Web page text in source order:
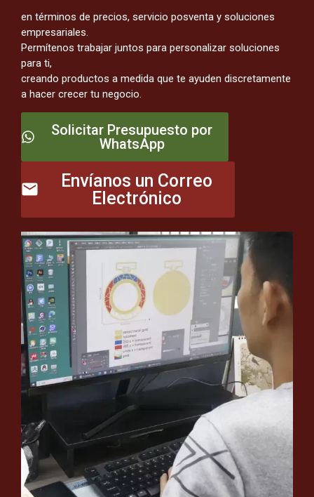
en términos de precios, servicio posventa y soluciones
empresariales.
Permítenos trabajar juntos para personalizar soluciones
para ti,
creando productos a medida que te ayuden discretamente
a hacer crecer tu negocio.
Solicitar Presupuesto por
WhatsApp
Envíanos un Correo
Electrónico